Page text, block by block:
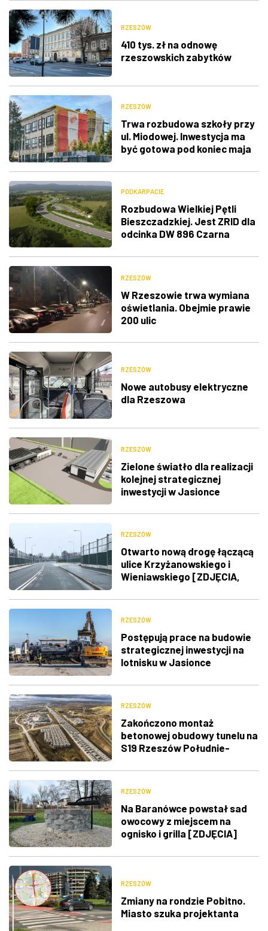
RZESZÓW
410 tys. zł na odnowę
rzeszowskich zabytków
RZESZÓW
Trwa rozbudowa szkoły przy
ul. Miodowej. Inwestycja ma
być gotowa pod koniec maja
PODKARPACIE
Rozbudowa Wielkiej Pętli
Bieszczadzkiej. Jest ZRID dla
odcinka DW 896 Czarna
[WIZUALIZACJE]
RZESZÓW
W Rzeszowie trwa wymiana
oświetlania. Obejmie prawie
200 ulic
RZESZÓW
Nowe autobusy elektryczne
dla Rzeszowa
RZESZÓW
Zielone światło dla realizacji
kolejnej strategicznej
inwestycji w Jasionce
RZESZÓW
Otwarto nową drogę łączącą
ulice Krzyżanowskiego i
Wieniawskiego [ZDJĘCIA,
RZESZÓW
Postępują prace na budowie
strategicznej inwestycji na
lotnisku w Jasionce
RZESZÓW
Zakończono montaż
betonowej obudowy tunelu na
S19 Rzeszów Południe-
RZESZÓW
Na Baranówce powstał sad
owocowy z miejscem na
ognisko i grilla [ZDJĘCIA]
RZESZÓW
Zmiany na rondzie Pobitno.
Miasto szuka projektanta